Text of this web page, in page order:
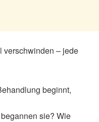
verschwinden – jede
beginnt,
sie? Wie